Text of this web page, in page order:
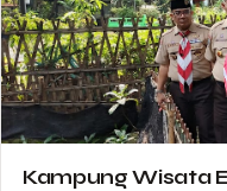
Kampung Wisata